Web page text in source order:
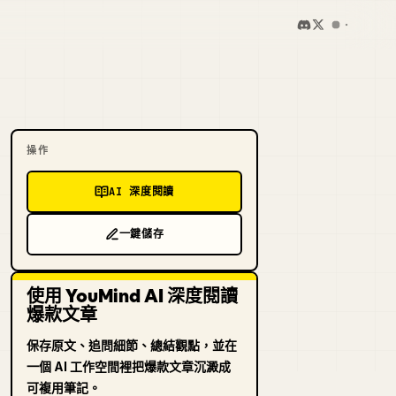
操作
AI 深度閱讀
一鍵儲存
使用 YouMind AI 深度閱讀
爆款文章
保存原文、追問細節、總結觀點，並在
一個 AI 工作空間裡把爆款文章沉澱成
可複用筆記。